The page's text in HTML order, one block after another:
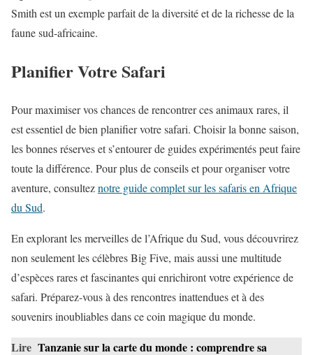
Smith est un exemple parfait de la diversité et de la richesse de la
faune sud-africaine.
Planifier Votre Safari
Pour maximiser vos chances de rencontrer ces animaux rares, il
est essentiel de bien planifier votre safari. Choisir la bonne saison,
les bonnes réserves et s’entourer de guides expérimentés peut faire
toute la différence. Pour plus de conseils et pour organiser votre
aventure, consulteznotre guide complet sur les safaris en Afrique
du Sud.
En explorant les merveilles de l’Afrique du Sud, vous découvrirez
non seulement les célèbres Big Five, mais aussi une multitude
d’espèces rares et fascinantes qui enrichiront votre expérience de
safari. Préparez-vous à des rencontres inattendues et à des
souvenirs inoubliables dans ce coin magique du monde.
Lire Tanzanie sur la carte du monde : comprendre sa